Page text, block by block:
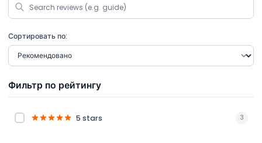
Сортировать по:
Фильтр по рейтингу
5 stars 3